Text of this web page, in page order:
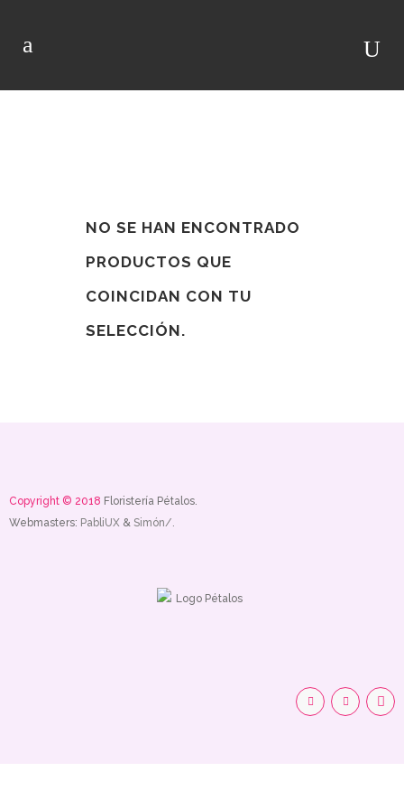
NO SE HAN ENCONTRADO
PRODUCTOS QUE
COINCIDAN CON TU
SELECCIÓN.
Copyright © 2018 Floristería Pétalos.
Webmasters: PabliUX & Simón/.